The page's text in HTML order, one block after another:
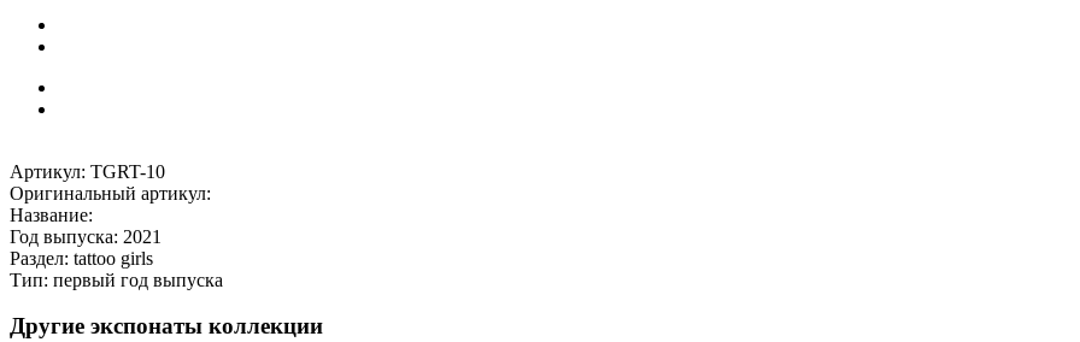
Артикул: TGRT-10
Оригинальный артикул:
Название:
Год выпуска: 2021
Раздел: tattoo girls
Тип: первый год выпуска
Другие экспонаты коллекции